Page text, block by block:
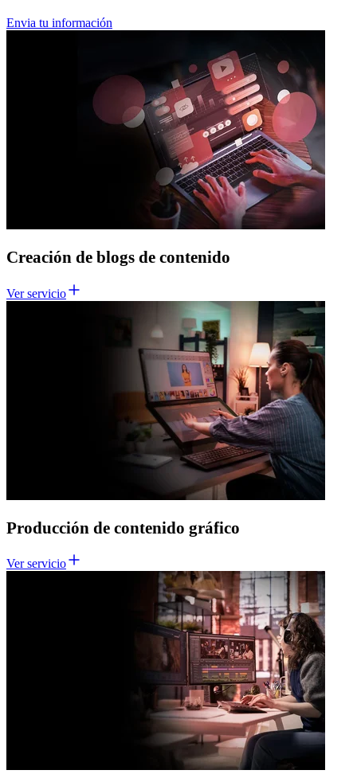
Envia tu información
Creación de blogs de contenido
Ver servicio
Producción de contenido gráfico
Ver servicio